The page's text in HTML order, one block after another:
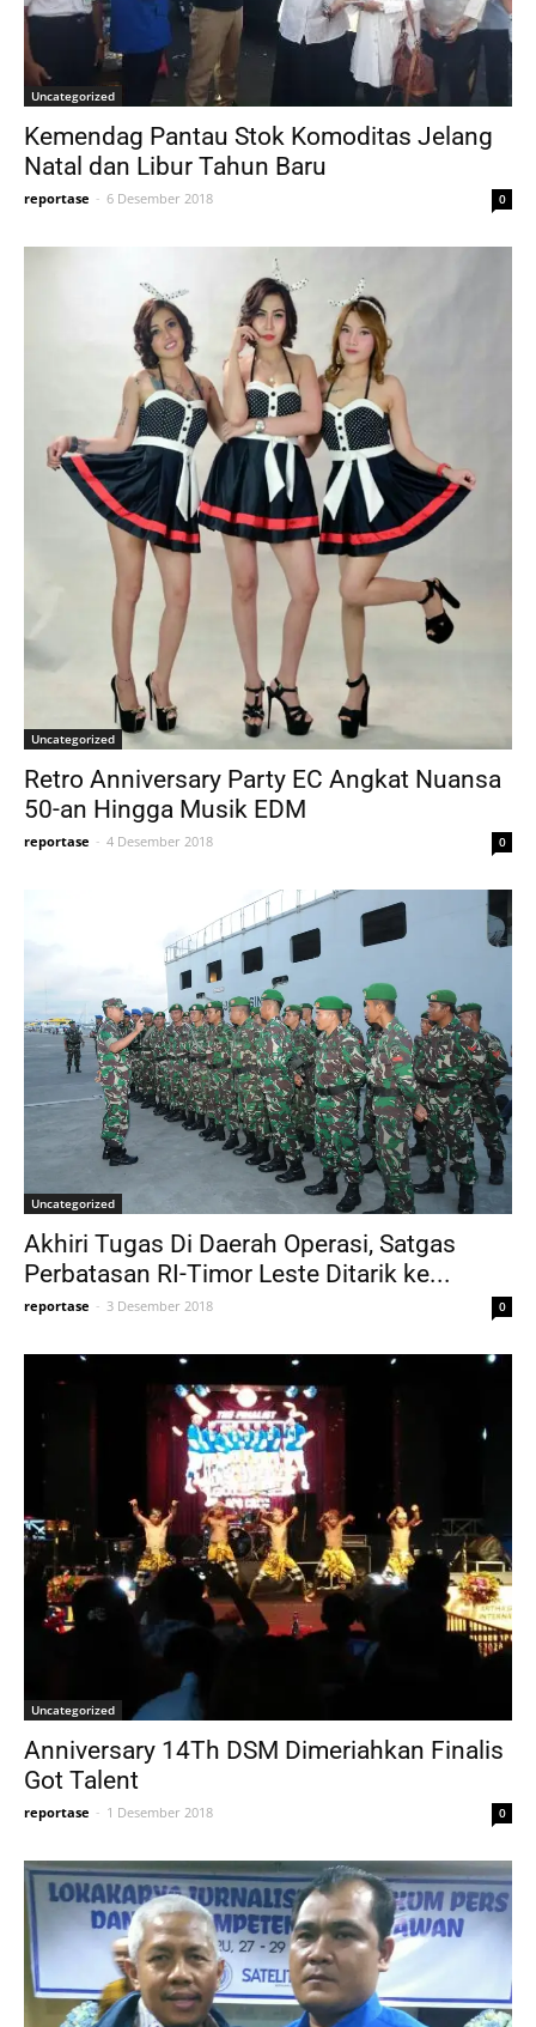
Uncategorized
Kemendag Pantau Stok Komoditas Jelang
Natal dan Libur Tahun Baru
reportase - 6 Desember 2018 0
Uncategorized
Retro Anniversary Party EC Angkat Nuansa
50-an Hingga Musik EDM
reportase - 4 Desember 2018 0
Uncategorized
Akhiri Tugas Di Daerah Operasi, Satgas
Perbatasan RI-Timor Leste Ditarik ke...
reportase - 3 Desember 2018 0
Uncategorized
Anniversary 14Th DSM Dimeriahkan Finalis
Got Talent
reportase - 1 Desember 2018 0